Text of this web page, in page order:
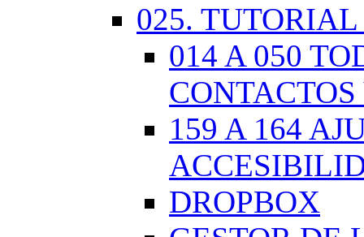
025.
014 A 050
159 A 164
DROPBOX